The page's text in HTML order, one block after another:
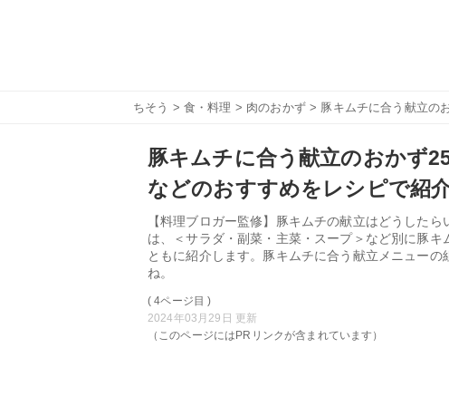
ちそう > 食・料理 > 肉のおかず> 豚キムチに合う献立の
豚キムチに合う献立のおかず
などのおすすめをレシピで紹介
【料理ブロガー監修】豚キムチの献立はどうした
は、＜サラダ・副菜・主菜・スープ＞など別に豚
ともに紹介します。豚キムチに合う献立メニュー
ね。
( 4ページ目 )
2024年03月29日 更新
（このページにはPRリンクが含まれています）